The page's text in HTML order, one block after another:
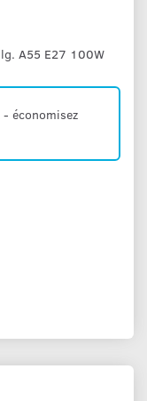
A55 E27 100W
économisez